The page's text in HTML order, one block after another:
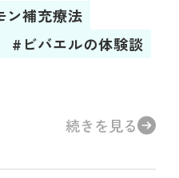
ン補充療法
#ビバエルの体験談
続きを見る